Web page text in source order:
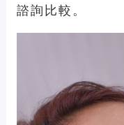
諮詢比較。